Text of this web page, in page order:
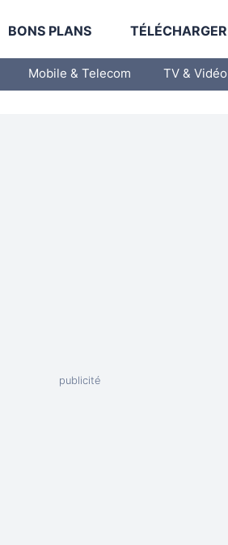
BONS PLANS TÉLÉCHARGER
Mobile & Telecom TV & Vidéo